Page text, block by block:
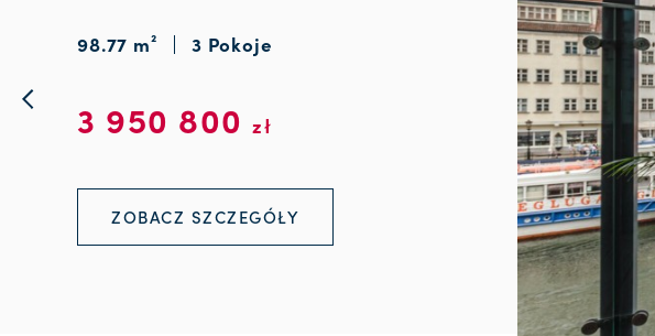
98.77 m² 3 Pokoje
3 950 800 zł
ZOBACZ SZCZEGÓŁY